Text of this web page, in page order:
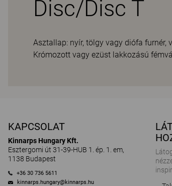
Disc/Disc T
Asztallap: nyír, tölgy vagy diófa
Krómozott vagy ezüst lakkozású
KAPCSOLAT
Kinnarps Hungary Kft.
Esztergomi út 31-39-HUB 1. ép. 1. em,
1138 Budapest
+36 30 736 5611
kinnarps.hungary@kinnarps.hu